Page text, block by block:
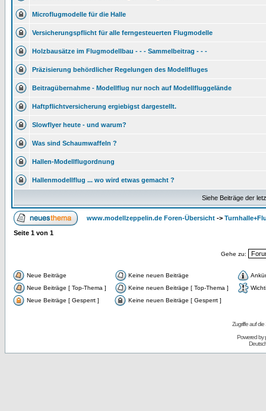
Microflugmodelle für die Halle
Versicherungspflicht für alle ferngesteuerten Flugmodelle
Holzbausätze im Flugmodellbau - - - Sammelbeitrag - - -
Präzisierung behördlicher Regelungen des Modellfluges
Beitragübernahme - Modellflug nur noch auf Modellfluggelände
Haftpflichtversicherung ergiebigst dargestellt.
Slowflyer heute - und warum?
Was sind Schaumwaffeln ?
Hallen-Modellflugordnung
Hallenmodellflug ... wo wird etwas gemacht ?
Siehe Beiträge der
www.modellzeppelin.de Foren-Übersicht ->
Seite 1 von 1
Gehe zu:
Neue Beiträge Keine neuen Beiträge
Neue Beiträge [ Top-Thema ]
Keine neuen Beiträge [ Top-Thema ]
Neue Beiträge [ Gesperrt ]
Keine neuen Beiträge [ Gesperrt ]
Zugriffe auf
Powered by